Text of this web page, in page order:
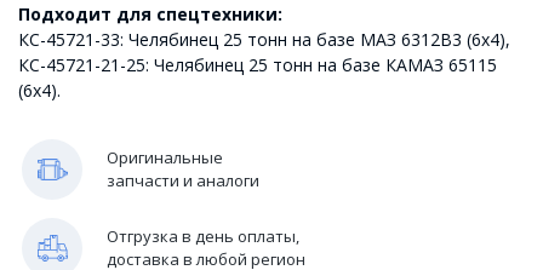
Подходит для спецтехники:
КС-45721-33: Челябинец 25 тонн на базе МАЗ 6312В3 (6х4),
КС-45721-21-25: Челябинец 25 тонн на базе КАМАЗ 65115
(6х4).
Оригинальные
запчасти и аналоги
Отгрузка в день оплаты,
доставка в любой регион